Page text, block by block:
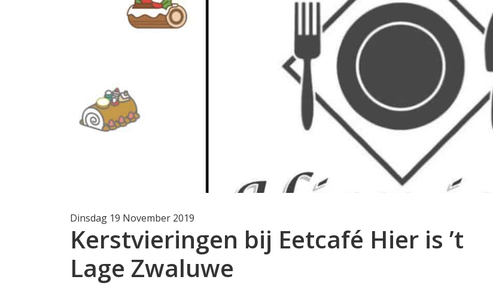
Dinsdag 19 November 2019
Kerstvieringen bij Eetcafé Hier is ’t
Lage Zwaluwe